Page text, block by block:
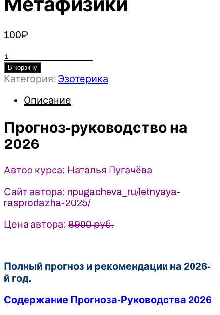
Метафизики
100₽
Количество
товара
Прогноз-
на
-
Наталья
Пугачёва.
Китайской
В корзину
Категория: Эзотерика
Описание
Прогноз-руководство на
2026
Автор курса: Наталья Пугачёва
Сайт автора: npugacheva_ru/letnyaya-
rasprodazha-2025/
Цена автора: 8900 руб.
Полный прогноз и рекомендации на 2026-
й год.
Содержание Прогноза-Руководства 2026